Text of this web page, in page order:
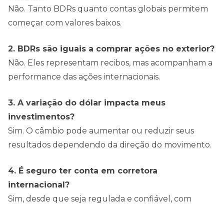
Não. Tanto BDRs quanto contas globais permitem
começar com valores baixos.
2. BDRs são iguais a comprar ações no exterior?
Não. Eles representam recibos, mas acompanham a
performance das ações internacionais.
3. A variação do dólar impacta meus
investimentos?
Sim. O câmbio pode aumentar ou reduzir seus
resultados dependendo da direção do movimento.
4. É seguro ter conta em corretora
internacional?
Sim, desde que seja regulada e confiável, com